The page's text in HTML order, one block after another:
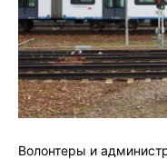
Волонтеры и